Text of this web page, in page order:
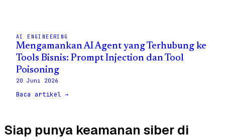
AI ENGINEERING
Mengamankan AI Agent yang Terhubung ke
Tools Bisnis: Prompt Injection dan Tool
Poisoning
20 Juni 2026
Baca artikel →
Siap punya keamanan siber di